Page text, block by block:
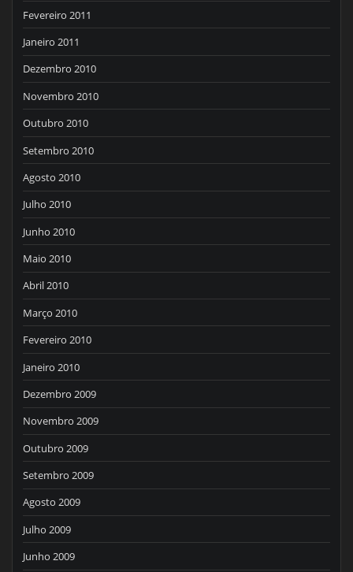
Fevereiro 2011
Janeiro 2011
Dezembro 2010
Novembro 2010
Outubro 2010
Setembro 2010
Agosto 2010
Julho 2010
Junho 2010
Maio 2010
Abril 2010
Março 2010
Fevereiro 2010
Janeiro 2010
Dezembro 2009
Novembro 2009
Outubro 2009
Setembro 2009
Agosto 2009
Julho 2009
Junho 2009